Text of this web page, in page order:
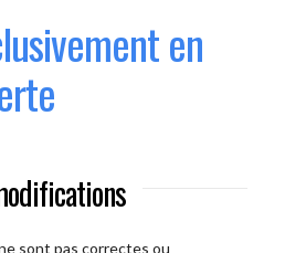
en
sont pas correctes ou